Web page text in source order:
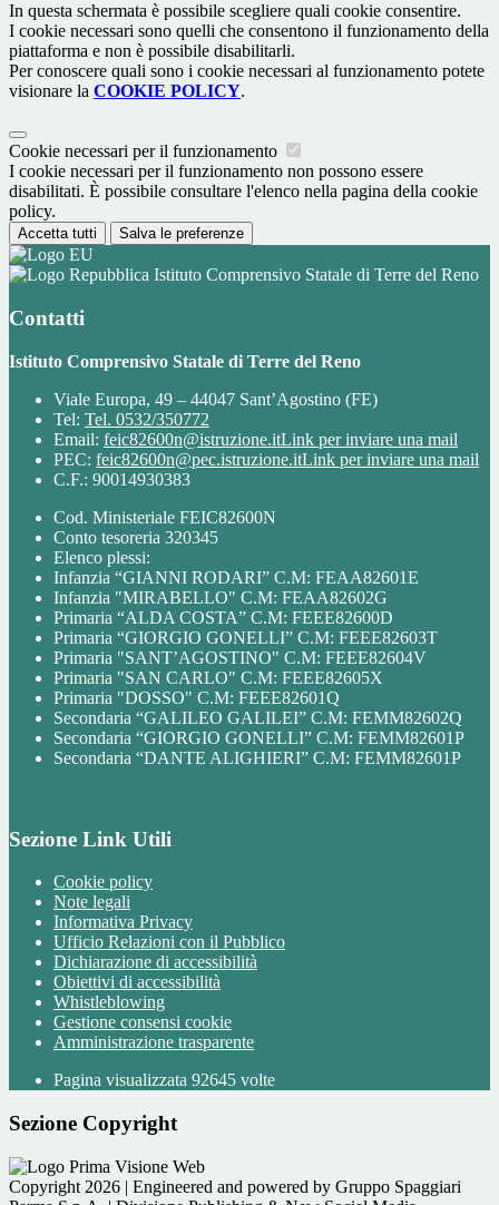
In questa schermata è possibile scegliere quali cookie consentire.
I cookie necessari sono quelli che consentono il funzionamento della
piattaforma e non è possibile disabilitarli.
Per conoscere quali sono i cookie necessari al funzionamento potete
visionare la COOKIE POLICY.
Cookie necessari per il funzionamento
I cookie necessari per il funzionamento non possono essere
disabilitati. È possibile consultare l'elenco nella pagina della cookie
policy.
Accetta tutti Salva le preferenze
Istituto Comprensivo Statale di Terre del Reno
Contatti
Istituto Comprensivo Statale di Terre del Reno
Viale Europa, 49 – 44047 Sant’Agostino (FE)
Tel: Tel. 0532/350772
Email: feic82600n@istruzione.itLink per inviare una mail
PEC: feic82600n@pec.istruzione.itLink per inviare una mail
C.F.: 90014930383
Cod. Ministeriale FEIC82600N
Conto tesoreria 320345
Elenco plessi:
Infanzia “GIANNI RODARI” C.M: FEAA82601E
Infanzia "MIRABELLO" C.M: FEAA82602G
Primaria “ALDA COSTA” C.M: FEEE82600D
Primaria “GIORGIO GONELLI” C.M: FEEE82603T
Primaria "SANT’AGOSTINO" C.M: FEEE82604V
Primaria "SAN CARLO" C.M: FEEE82605X
Primaria "DOSSO" C.M: FEEE82601Q
Secondaria “GALILEO GALILEI” C.M: FEMM82602Q
Secondaria “GIORGIO GONELLI” C.M: FEMM82601P
Secondaria “DANTE ALIGHIERI” C.M: FEMM82601P
Sezione Link Utili
Cookie policy
Note legali
Informativa Privacy
Ufficio Relazioni con il Pubblico
Dichiarazione di accessibilità
Obiettivi di accessibilità
Whistleblowing
Gestione consensi cookie
Amministrazione trasparente
Pagina visualizzata 92645 volte
Sezione Copyright
Copyright 2026 | Engineered and powered by Gruppo Spaggiari